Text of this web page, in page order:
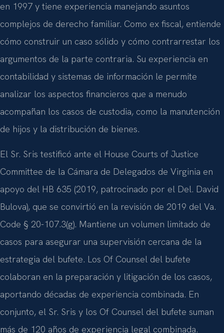
en 1997 y tiene experiencia manejando asuntos
complejos de derecho familiar. Como ex fiscal, entiende
cómo construir un caso sólido y cómo contrarrestar los
argumentos de la parte contraria. Su experiencia en
contabilidad y sistemas de información le permite
analizar los aspectos financieros que a menudo
acompañan los casos de custodia, como la manutención
de hijos y la distribución de bienes.
El Sr. Sris testificó ante el House Courts of Justice
Committee de la Cámara de Delegados de Virginia en
apoyo del HB 635 (2019, patrocinado por el Del. David
Bulova), que se convirtió en la revisión de 2019 del Va.
Code § 20-107.3(g). Mantiene un volumen limitado de
casos para asegurar una supervisión cercana de la
estrategia del bufete. Los Of Counsel del bufete
colaboran en la preparación y litigación de los casos,
aportando décadas de experiencia combinada. En
conjunto, el Sr. Sris y los Of Counsel del bufete suman
más de 120 años de experiencia legal combinada.